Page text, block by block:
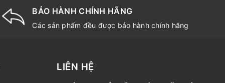
BẢO HÀNH CHÍNH HÃNG
Các sản phẩm đều được bảo hành chính hãng
LIÊN HỆ